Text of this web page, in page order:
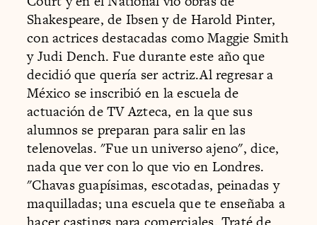
Shakespeare, de Ibsen y de Harold Pinter,
con actrices destacadas como Maggie Smith
y Judi Dench. Fue durante este año que
decidió que quería ser actriz.Al regresar a
México se inscribió en la escuela de
actuación de TV Azteca, en la que sus
alumnos se preparan para salir en las
telenovelas. "Fue un universo ajeno", dice,
nada que ver con lo que vio en Londres.
"Chavas guapísimas, escotadas, peinadas y
maquilladas; una escuela que te enseñaba a